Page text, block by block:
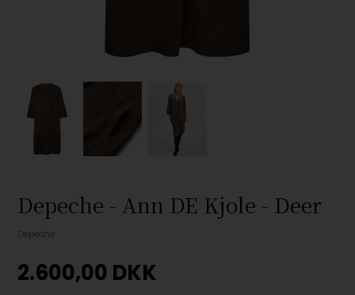
Depeche - Ann DE Kjole - Deer
Depeche
2.600,00 DKK